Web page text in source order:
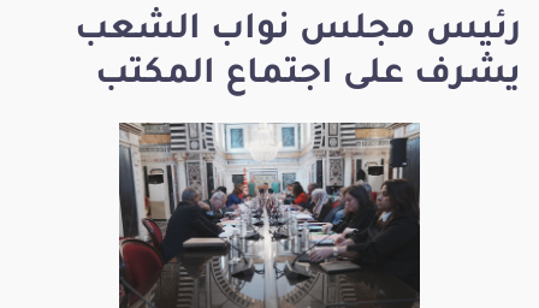
رئيس مجلس نواب الشعب
يشرف على اجتماع المكتب